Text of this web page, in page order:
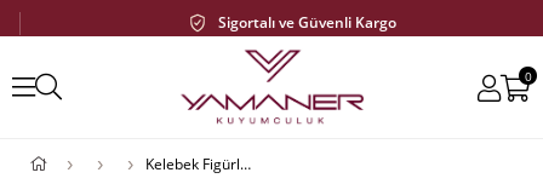
Sigortalı ve Güvenli Kargo
0
Kelebek Figürlü Kolye